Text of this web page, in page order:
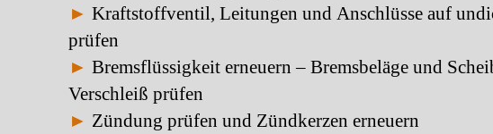
► Kraftstoffventil, Leitungen und Anschlüsse auf
prüfen
► Bremsflüssigkeit erneuern – Bremsbeläge und
Verschleiß prüfen
► Zündung prüfen und Zündkerzen erneuern